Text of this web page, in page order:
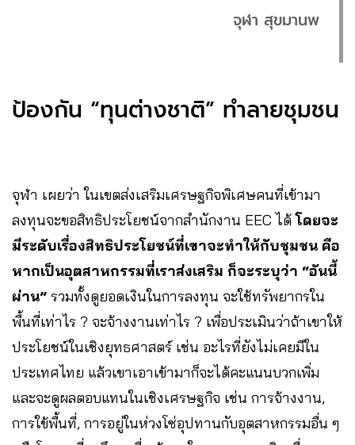
จุฬา สุขมานพ
ป้องกัน “ทุนต่างชาติ” ทำลายชุมชน
จุฬา เผยว่า ในเขตส่งเสริมเศรษฐกิจพิเศษคนที่เข้ามา
ลงทุนจะขอสิทธิประโยชน์จากสำนักงาน EEC ได้โดยจะ
มีระดับเรื่องสิทธิประโยชน์ที่เขาจะทำให้กับชุมชน คือ
หากเป็นอุตสาหกรรมที่เราส่งเสริม ก็จะระบุว่า “อันนี้
ผ่าน” รวมทั้งดูยอดเงินในการลงทุน จะใช้ทรัพยากรใน
พื้นที่เท่าไร ? จะจ้างงานเท่าไร ? เพื่อประเมินว่าถ้าเขาให้
ประโยชน์ในเชิงยุทธศาสตร์ เช่น อะไรที่ยังไม่เคยมีใน
ประเทศไทย แล้วเขาเอาเข้ามาก็จะได้คะแนนบวกเพิ่ม
และจะดูผลตอบแทนในเชิงเศรษฐกิจ เช่น การจ้างงาน,
การใข้พื้นที่, การอยู่ในห่วงโซ่อุปทานกับอุตสาหกรรมอื่น ๆ